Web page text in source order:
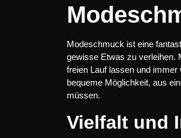
Modeschmuck ist eine
gewisse Etwas zu verleihen.
freien Lauf lassen und
bequeme Möglichkeit, aus
müssen.
Vielfalt und